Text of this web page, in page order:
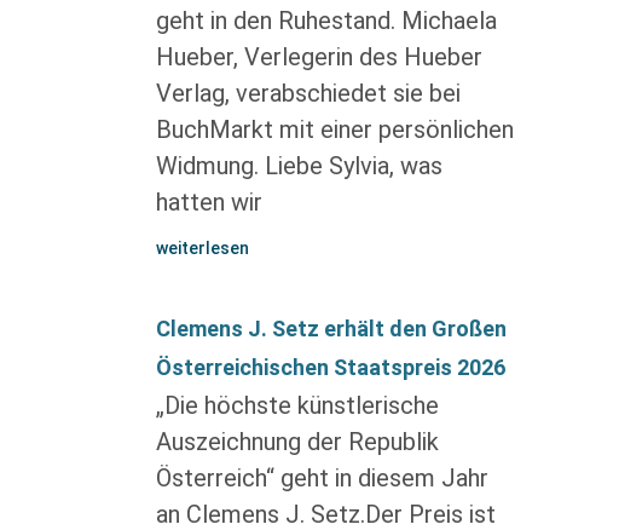
geht in den Ruhestand. Michaela
Hueber, Verlegerin des Hueber
Verlag, verabschiedet sie bei
BuchMarkt mit einer persönlichen
Widmung. Liebe Sylvia, was
hatten wir
weiterlesen
Clemens J. Setz erhält den Großen
Österreichischen Staatspreis 2026
„Die höchste künstlerische
Auszeichnung der Republik
Österreich“ geht in diesem Jahr
an Clemens J. Setz.Der Preis ist